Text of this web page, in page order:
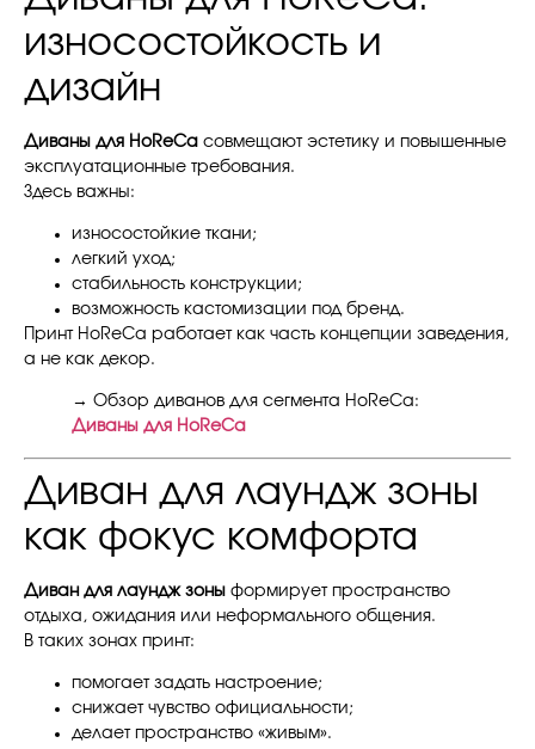
износостойкость и
дизайн
Диваны для HoReCa совмещают эстетику и повышенные
эксплуатационные требования.
Здесь важны:
износостойкие ткани;
легкий уход;
стабильность конструкции;
возможность кастомизации под бренд.
Принт HoReCa работает как часть концепции заведения,
а не как декор.
→ Обзор диванов для сегмента HoReCa:
Диваны для HoReCa
Диван для лаундж зоны
как фокус комфорта
Диван для лаундж зоны формирует пространство
отдыха, ожидания или неформального общения.
В таких зонах принт:
помогает задать настроение;
снижает чувство официальности;
делает пространство «живым».